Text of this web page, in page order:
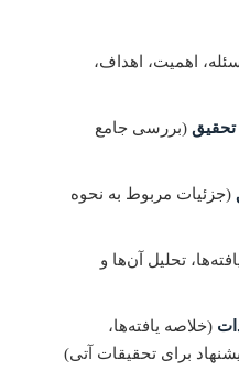
اهمیت، اهداف،
تحقیق (بررسی جامع
(جزئیات مربوط به نحوه
تحلیل آن‌ها و
(خلاصه یافته‌ها،
برای تحقیقات آتی)